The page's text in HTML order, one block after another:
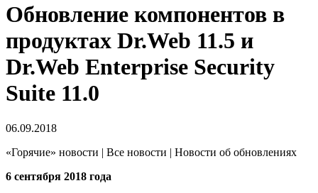
Обновление компонентов в
продуктах Dr.Web 11.5 и
Dr.Web Enterprise Security
Suite 11.0
06.09.2018
«Горячие» новости | Все новости | Новости об обновлениях
6 сентября 2018 года